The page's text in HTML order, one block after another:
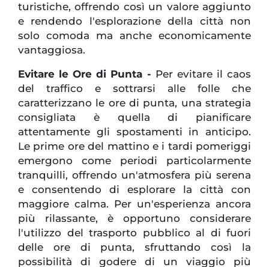
turistiche, offrendo così un valore aggiunto
e rendendo l'esplorazione della città non
solo comoda ma anche economicamente
vantaggiosa.
Evitare le Ore di Punta - Per evitare il caos
del traffico e sottrarsi alle folle che
caratterizzano le ore di punta, una strategia
consigliata è quella di pianificare
attentamente gli spostamenti in anticipo.
Le prime ore del mattino e i tardi pomeriggi
emergono come periodi particolarmente
tranquilli, offrendo un'atmosfera più serena
e consentendo di esplorare la città con
maggiore calma. Per un'esperienza ancora
più rilassante, è opportuno considerare
l'utilizzo del trasporto pubblico al di fuori
delle ore di punta, sfruttando così la
possibilità di godere di un viaggio più